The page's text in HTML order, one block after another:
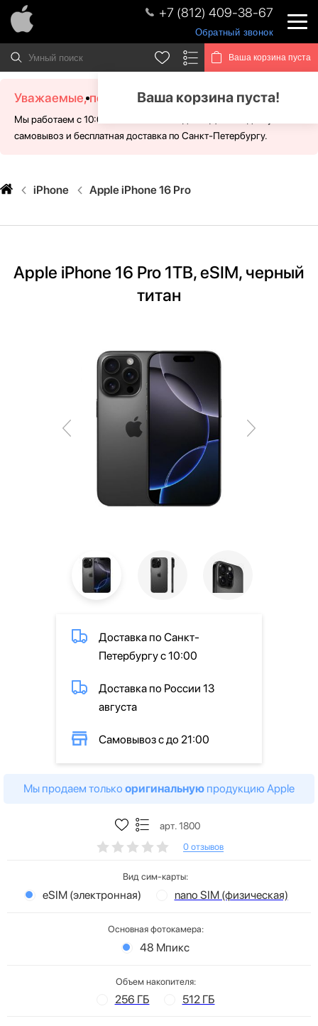
+7 (812) 409-38-67
Обратный звонок
Ваша корзина пуста
Ваша корзина пуста!
Уважаемые, посетители!
Мы работаем с 10:00 - 21:00 без выходных. Для Вас доступен
самовывоз и бесплатная доставка по Санкт-Петербургу.
iPhone Apple iPhone 16 Pro
Apple iPhone 16 Pro 1TB, eSIM, черный
титан
Доставка по Санкт-
Петербургу с 10:00
Доставка по России 13
августа
Самовывоз с до 21:00
Мы продаем только оригинальную продукцию Apple
арт. 1800
0 отзывов
Вид сим-карты:
eSIM (электронная) nano SIM (физическая)
Основная фотокамера:
48 Мпикс
Объем накопителя:
256 ГБ 512 ГБ